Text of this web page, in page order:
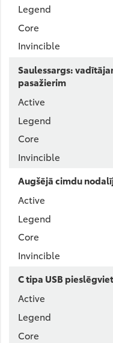
Saulessargs:
pasažierim
Augšējā cimdu
C tipa USB